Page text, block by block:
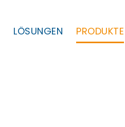
LÖSUNGEN PRODUKTE